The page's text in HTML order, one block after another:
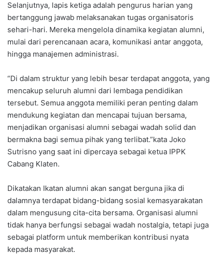
Selanjutnya, lapis ketiga adalah pengurus harian yang
bertanggung jawab melaksanakan tugas organisatoris
sehari-hari. Mereka mengelola dinamika kegiatan alumni,
mulai dari perencanaan acara, komunikasi antar anggota,
hingga manajemen administrasi.
“Di dalam struktur yang lebih besar terdapat anggota, yang
mencakup seluruh alumni dari lembaga pendidikan
tersebut. Semua anggota memiliki peran penting dalam
mendukung kegiatan dan mencapai tujuan bersama,
menjadikan organisasi alumni sebagai wadah solid dan
bermakna bagi semua pihak yang terlibat.”kata Joko
Sutrisno yang saat ini dipercaya sebagai ketua IPPK
Cabang Klaten.
Dikatakan Ikatan alumni akan sangat berguna jika di
dalamnya terdapat bidang-bidang sosial kemasyarakatan
dalam mengusung cita-cita bersama. Organisasi alumni
tidak hanya berfungsi sebagai wadah nostalgia, tetapi juga
sebagai platform untuk memberikan kontribusi nyata
kepada masyarakat.